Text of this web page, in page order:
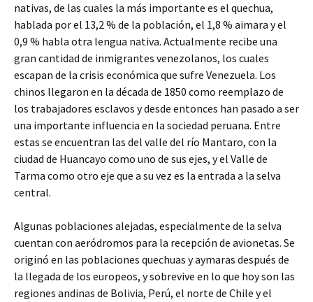
nativas, de las cuales la más importante es el quechua,
hablada por el 13,2 % de la población, el 1,8 % aimara y el
0,9 % habla otra lengua nativa. Actualmente recibe una
gran cantidad de inmigrantes venezolanos, los cuales
escapan de la crisis económica que sufre Venezuela. Los
chinos llegaron en la década de 1850 como reemplazo de
los trabajadores esclavos y desde entonces han pasado a ser
una importante influencia en la sociedad peruana. Entre
estas se encuentran las del valle del río Mantaro, con la
ciudad de Huancayo como uno de sus ejes, y el Valle de
Tarma como otro eje que a su vez es la entrada a la selva
central.
Algunas poblaciones alejadas, especialmente de la selva
cuentan con aeródromos para la recepción de avionetas. Se
originó en las poblaciones quechuas y aymaras después de
la llegada de los europeos, y sobrevive en lo que hoy son las
regiones andinas de Bolivia, Perú, el norte de Chile y el